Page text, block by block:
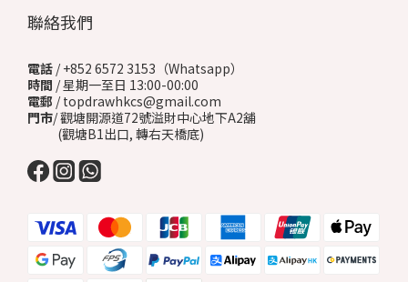
聯絡我們
電話 / +852 6572 3153（Whatsapp）
時間 / 星期一至日 13:00-00:00
電郵 / topdrawhkcs@gmail.com
門市/ 觀塘開源道72號溢財中心地下A2舖
(觀塘B1出口, 轉右天橋底)